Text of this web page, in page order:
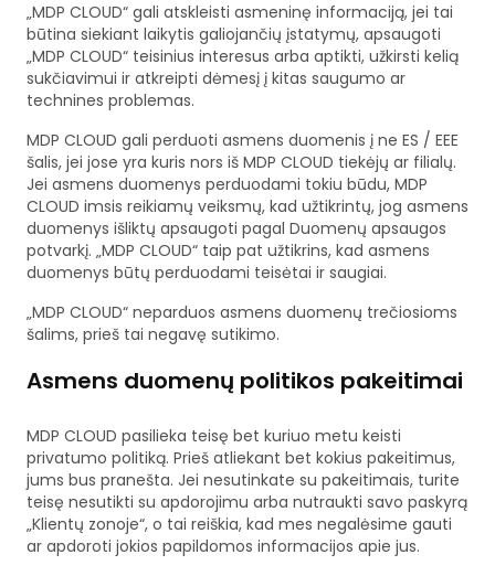
„MDP CLOUD“ gali atskleisti asmeninę informaciją, jei tai
būtina siekiant laikytis galiojančių įstatymų, apsaugoti
„MDP CLOUD“ teisinius interesus arba aptikti, užkirsti kelią
sukčiavimui ir atkreipti dėmesį į kitas saugumo ar
technines problemas.
MDP CLOUD gali perduoti asmens duomenis į ne ES / EEE
šalis, jei jose yra kuris nors iš MDP CLOUD tiekėjų ar filialų.
Jei asmens duomenys perduodami tokiu būdu, MDP
CLOUD imsis reikiamų veiksmų, kad užtikrintų, jog asmens
duomenys išliktų apsaugoti pagal Duomenų apsaugos
potvarkį. „MDP CLOUD“ taip pat užtikrins, kad asmens
duomenys būtų perduodami teisėtai ir saugiai.
„MDP CLOUD“ neparduos asmens duomenų trečiosioms
šalims, prieš tai negavę sutikimo.
Asmens duomenų politikos pakeitimai
MDP CLOUD pasilieka teisę bet kuriuo metu keisti
privatumo politiką. Prieš atliekant bet kokius pakeitimus,
jums bus pranešta. Jei nesutinkate su pakeitimais, turite
teisę nesutikti su apdorojimu arba nutraukti savo paskyrą
„Klientų zonoje“, o tai reiškia, kad mes negalėsime gauti
ar apdoroti jokios papildomos informacijos apie jus.